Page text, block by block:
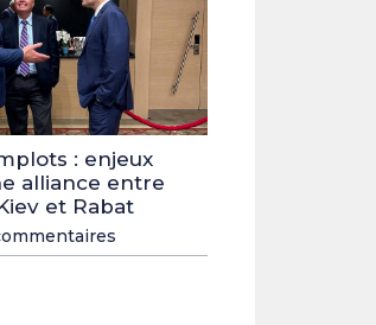
: enjeux
alliance entre
et Rabat